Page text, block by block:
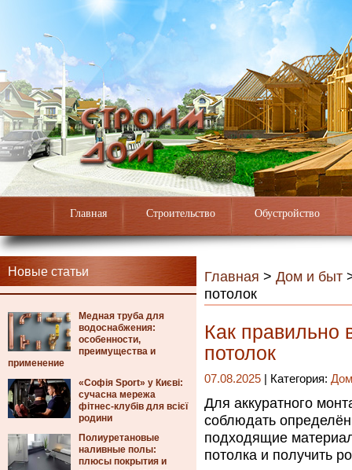
Главная Строительство Обустройство
Новые статьи
Медная труба для
водоснабжения:
особенности,
преимущества и
применение
«Софія Sport» у Києві:
сучасна мережа
фітнес-клубів для всієї
родини
Полиуретановые
наливные полы:
плюсы покрытия и
Главная > Дом и быт
потолок
Как правильно
потолок
07.08.2025 | Категория:
Для аккуратного
соблюдать
подходящие
потолка и получить